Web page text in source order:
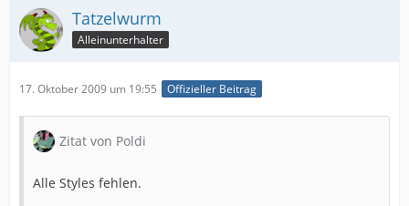
Tatzelwurm
Alleinunterhalter
17. Oktober 2009 um 19:55 Offizieller Beitrag
Zitat von Poldi
Alle Styles fehlen.